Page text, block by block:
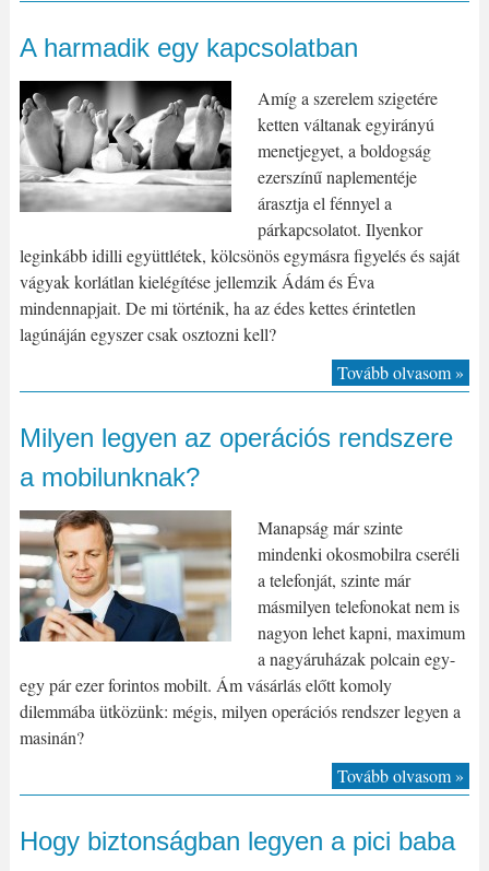
A harmadik egy kapcsolatban
Amíg a szerelem szigetére
ketten váltanak egyirányú
menetjegyet, a boldogság
ezerszínű naplementéje
árasztja el fénnyel a
párkapcsolatot. Ilyenkor
leginkább idilli együttlétek, kölcsönös egymásra figyelés és saját
vágyak korlátlan kielégítése jellemzik Ádám és Éva
mindennapjait. De mi történik, ha az édes kettes érintetlen
lagúnáján egyszer csak osztozni kell?
Tovább olvasom »
Milyen legyen az operációs rendszere
a mobilunknak?
Manapság már szinte
mindenki okosmobilra cseréli
a telefonját, szinte már
másmilyen telefonokat nem is
nagyon lehet kapni, maximum
a nagyáruházak polcain egy-
egy pár ezer forintos mobilt. Ám vásárlás előtt komoly
dilemmába ütközünk: mégis, milyen operációs rendszer legyen a
masinán?
Tovább olvasom »
Hogy biztonságban legyen a pici baba